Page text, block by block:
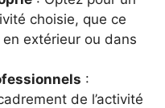
choisie, que ce
en extérieur ou dans
:
de l’activité